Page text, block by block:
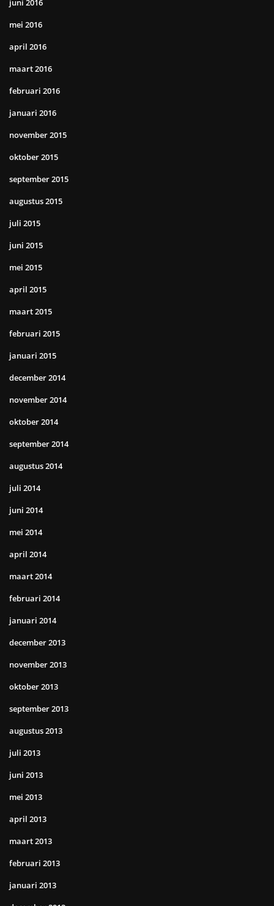
juni 2016
mei 2016
april 2016
maart 2016
februari 2016
januari 2016
november 2015
oktober 2015
september 2015
augustus 2015
juli 2015
juni 2015
mei 2015
april 2015
maart 2015
februari 2015
januari 2015
december 2014
november 2014
oktober 2014
september 2014
augustus 2014
juli 2014
juni 2014
mei 2014
april 2014
maart 2014
februari 2014
januari 2014
december 2013
november 2013
oktober 2013
september 2013
augustus 2013
juli 2013
juni 2013
mei 2013
april 2013
maart 2013
februari 2013
januari 2013